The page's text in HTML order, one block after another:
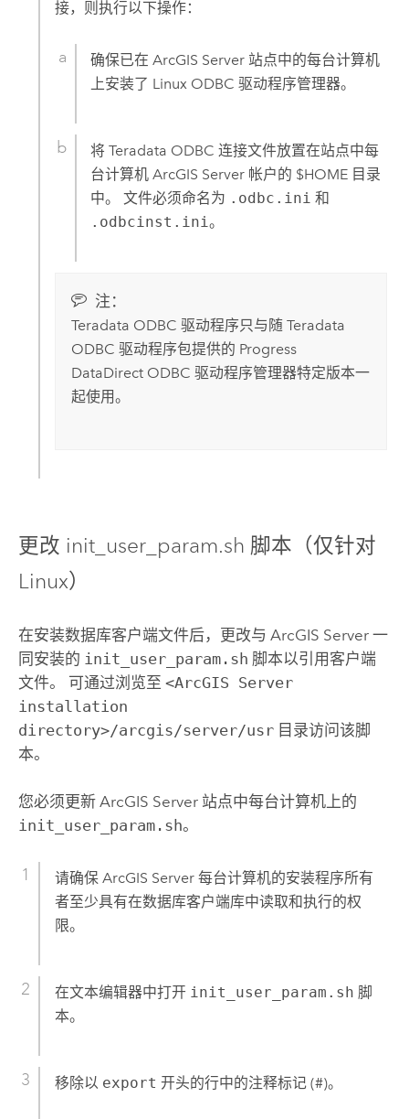
接，则执行以下操作：
确保已在ArcGIS Server 站点中的每台计算机
上安装了 Linux ODBC 驱动程序管理器。
将Teradata ODBC 连接文件放置在站点中每
台计算机ArcGIS Server 帐户的 $HOME 目录
中。 文件必须命名为 .odbc.ini 和
.odbcinst.ini。
注：
Teradata ODBC 驱动程序只与随 Teradata
ODBC 驱动程序包提供的 Progress
DataDirect ODBC 驱动程序管理器特定版本一
起使用。
更改 init_user_param.sh 脚本（仅针对
Linux）
在安装数据库客户端文件后，更改与 ArcGIS Server一
同安装的 init_user_param.sh 脚本以引用客户端
文件。 可通过浏览至 <ArcGIS Server
installation
directory>/arcgis/server/usr目录访问该脚
本。
您必须更新 ArcGIS Server站点中每台计算机上的
init_user_param.sh。
请确保 ArcGIS Server每台计算机的安装程序所有
者至少具有在数据库客户端库中读取和执行的权
限。
在文本编辑器中打开 init_user_param.sh 脚
本。
移除以 export 开头的行中的注释标记 (#)。